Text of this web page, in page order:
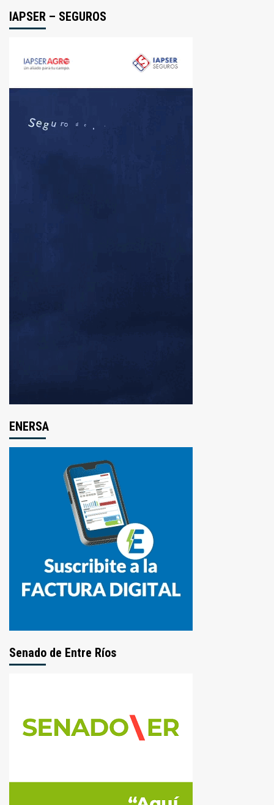
IAPSER – SEGUROS
ENERSA
Senado de Entre Ríos